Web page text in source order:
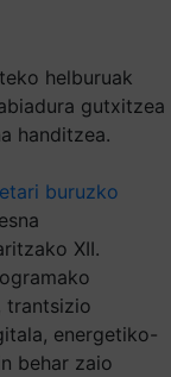
helburuak
gutxitzea
handitzea.
buruzko
XII.
trantsizio
energetiko-
behar zaio